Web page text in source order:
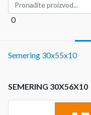
0
Semering 30x55x10
SEMERING 30X56X10